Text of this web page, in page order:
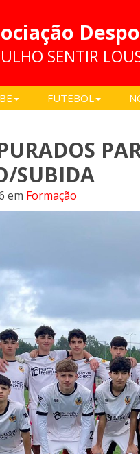
SENTIR
FUTEBOL
SUBIDA
em Formação